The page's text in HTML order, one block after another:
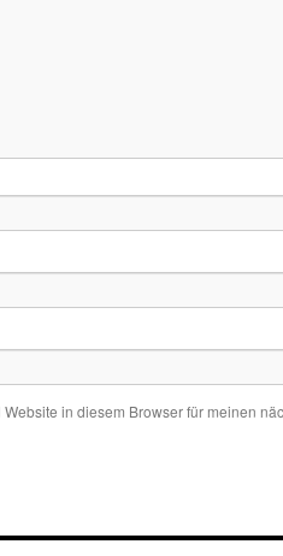
in diesem Browser für meinen